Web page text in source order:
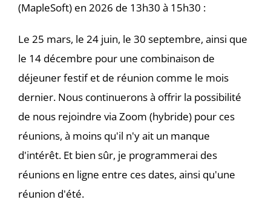
(MapleSoft) en 2026 de 13h30 à 15h30 :
Le 25 mars, le 24 juin, le 30 septembre, ainsi que
le 14 décembre pour une combinaison de
déjeuner festif et de réunion comme le mois
dernier. Nous continuerons à offrir la possibilité
de nous rejoindre via Zoom (hybride) pour ces
réunions, à moins qu'il n'y ait un manque
d'intérêt. Et bien sûr, je programmerai des
réunions en ligne entre ces dates, ainsi qu'une
réunion d'été.